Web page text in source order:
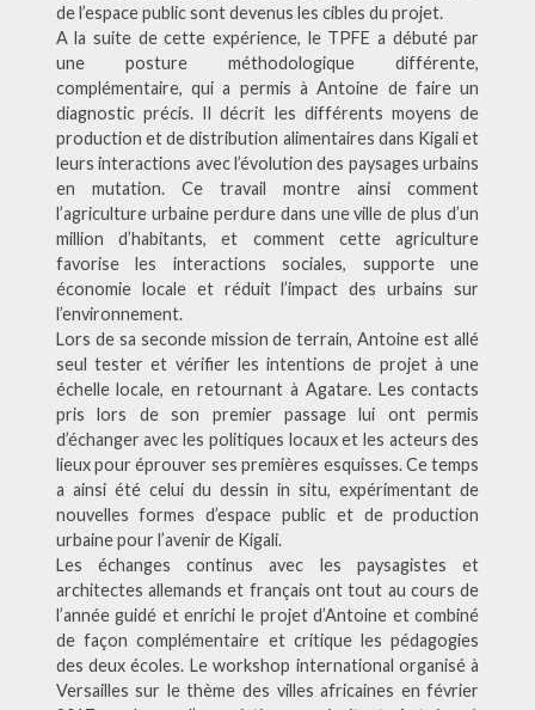
de l’espace public sont devenus les cibles du projet.
A la suite de cette expérience, le TPFE a débuté par
une posture méthodologique différente,
complémentaire, qui a permis à Antoine de faire un
diagnostic précis. Il décrit les différents moyens de
production et de distribution alimentaires dans Kigali et
leurs interactions avec l’évolution des paysages urbains
en mutation. Ce travail montre ainsi comment
l’agriculture urbaine perdure dans une ville de plus d’un
million d’habitants, et comment cette agriculture
favorise les interactions sociales, supporte une
économie locale et réduit l’impact des urbains sur
l’environnement.
Lors de sa seconde mission de terrain, Antoine est allé
seul tester et vérifier les intentions de projet à une
échelle locale, en retournant à Agatare. Les contacts
pris lors de son premier passage lui ont permis
d’échanger avec les politiques locaux et les acteurs des
lieux pour éprouver ses premières esquisses. Ce temps
a ainsi été celui du dessin in situ, expérimentant de
nouvelles formes d’espace public et de production
urbaine pour l’avenir de Kigali.
Les échanges continus avec les paysagistes et
architectes allemands et français ont tout au cours de
l’année guidé et enrichi le projet d’Antoine et combiné
de façon complémentaire et critique les pédagogies
des deux écoles. Le workshop international organisé à
Versailles sur le thème des villes africaines en février